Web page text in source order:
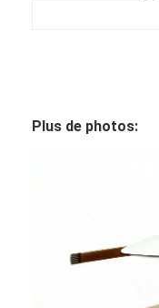
Plus de photos: